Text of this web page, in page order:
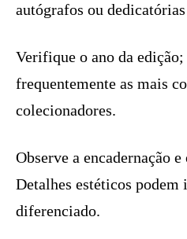
autógrafos ou
Verifique o ano da
frequentemente as mais
colecionadores.
Observe a encadernação
Detalhes estéticos
diferenciado.